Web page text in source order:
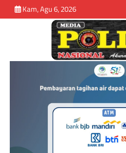
Kam, Agu 6, 2026